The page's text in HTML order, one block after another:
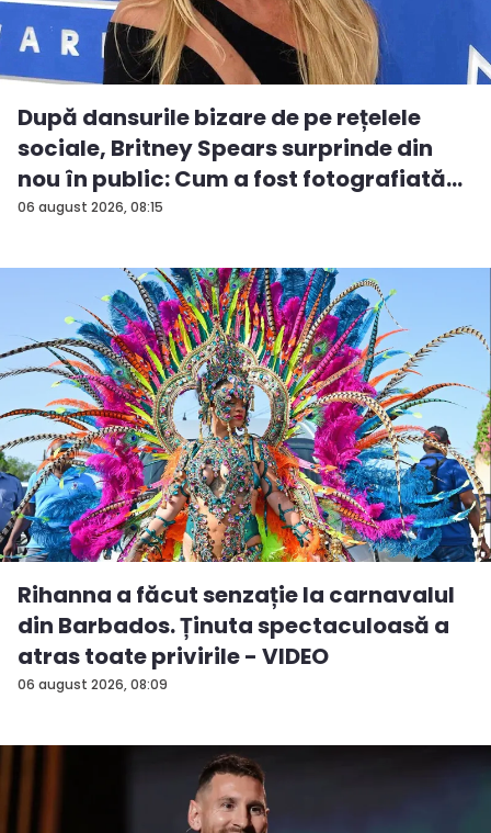
06 august 2026, 08:15
După dansurile bizare de pe rețelele
sociale, Britney Spears surprinde din
nou în public: Cum a fost fotografiată
î...
06 august 2026, 08:09
Rihanna a făcut senzație la carnavalul
din Barbados. Ținuta spectaculoasă a
atras toate privirile - VIDEO